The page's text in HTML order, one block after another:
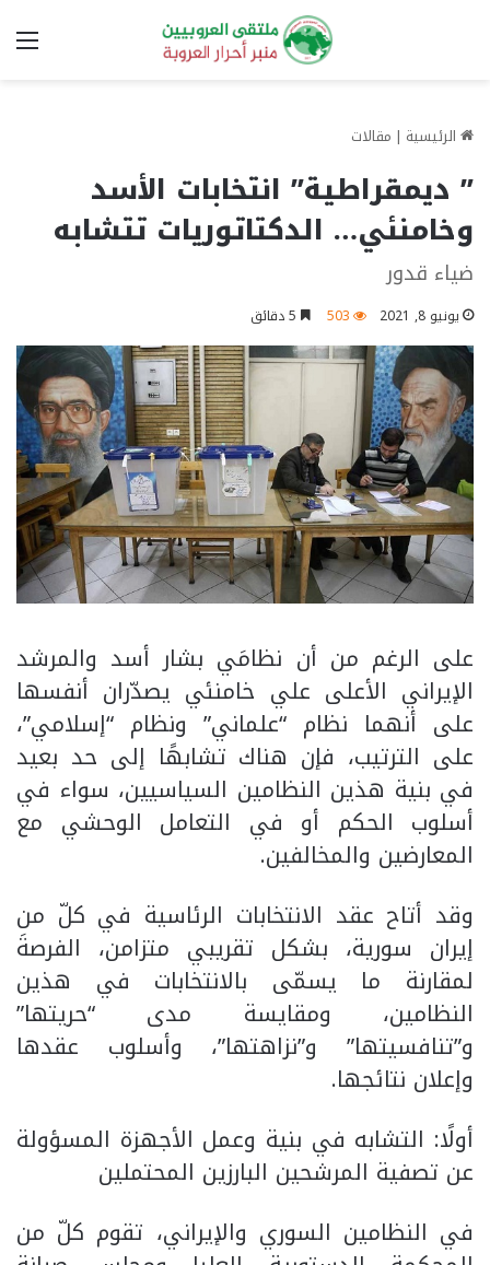
الرئيسية | مقالات
” ديمقراطية” انتخابات الأسد
وخامنئي… الدكتاتوريات تتشابه
ضياء قدور
يونيو 8, 2021 503
على الرغم من أن نظامَي بشار أسد والمرشد
الإيراني الأعلى علي خامنئي يصدّران أنفسها
على أنهما نظام “علماني” ونظام “إسلامي”،
على الترتيب، فإن هناك تشابهًا إلى حد بعيد
في بنية هذين النظامين السياسيين، سواء في
أسلوب الحكم أو في التعامل الوحشي مع
المعارضين والمخالفين.
وقد أتاح عقد الانتخابات الرئاسية في كلّ من
إيران سورية، بشكل تقريبي متزامن، الفرصةَ
لمقارنة ما يسمّى بالانتخابات في هذين
النظامين، ومقايسة مدى “حريتها”
و”تنافسيتها” و”نزاهتها”، وأسلوب عقدها
وإعلان نتائجها.
أولًا: التشابه في بنية وعمل الأجهزة المسؤولة
عن تصفية المرشحين البارزين المحتملين
في النظامين السوري والإيراني، تقوم كلّ من